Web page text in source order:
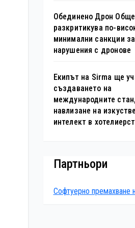
Обединено Дрон
разкритикува по-
минимални санкции за
нарушения с дронове
Екипът на Sirma ще
създаването на
международните
навлизане на
интелект в
Партньори
Софтуерно премахване